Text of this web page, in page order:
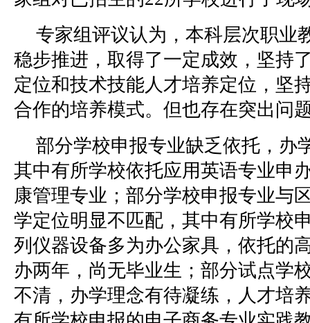
专家组评议认为，本科层次职业
稳步推进，取得了一定成效，坚持
定位和技术技能人才培养定位，坚
合作的培养模式。但也存在突出问
部分学校申报专业缺乏依托，办
其中有所学校依托应用英语专业申
康管理专业；部分学校申报专业与
学定位明显不匹配，其中有所学校
列仪器设备多为办公家具，依托的
办两年，尚无毕业生；部分试点学
不清，办学理念有待凝练，人才培